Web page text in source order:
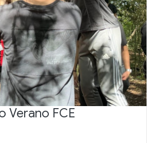
Verano FCE